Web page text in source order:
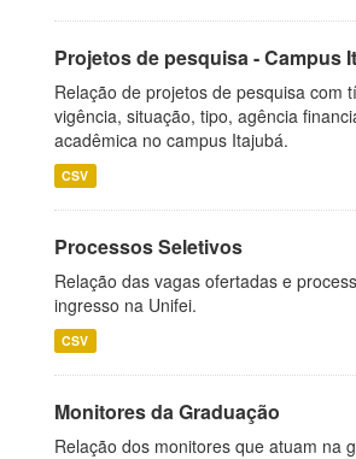
Projetos de pesquisa - Campus
Relação de projetos de pesquisa com
vigência, situação, tipo, agência
acadêmica no campus Itajubá.
CSV
Processos Seletivos
Relação das vagas ofertadas e
ingresso na Unifei.
CSV
Monitores da Graduação
Relação dos monitores que atuam na